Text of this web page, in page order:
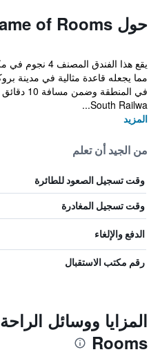
حول Game of Rooms
يقع هذا الفندق
مما يجعله قاعدة مثالية في مدينة
South Railwa...
المزيد
من الجيد أن تعلم
وقت تسجيل الصعود للطائرة
وقت تسجيل المغادرة
الدفع والإلغاء
رقم مكتب الاستقبال
Rooms